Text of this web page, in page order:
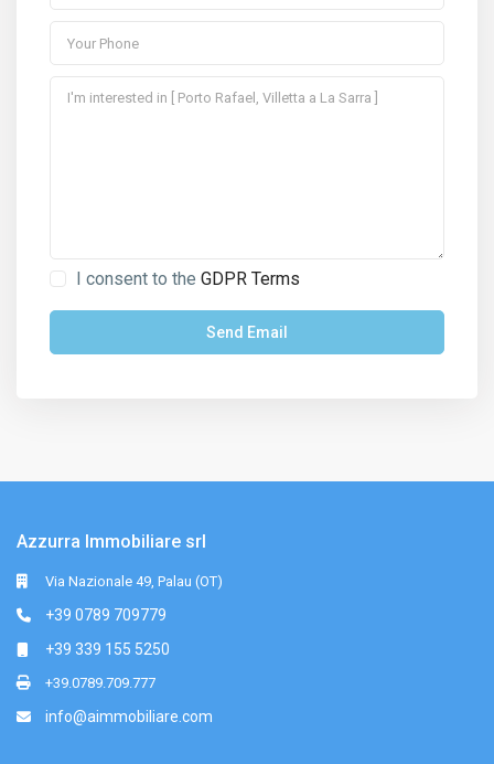
I consent to theGDPR Terms
Azzurra Immobiliare srl
Via Nazionale 49, Palau (OT)
+39 0789 709779
+39 339 155 5250
+39.0789.709.777
info@aimmobiliare.com